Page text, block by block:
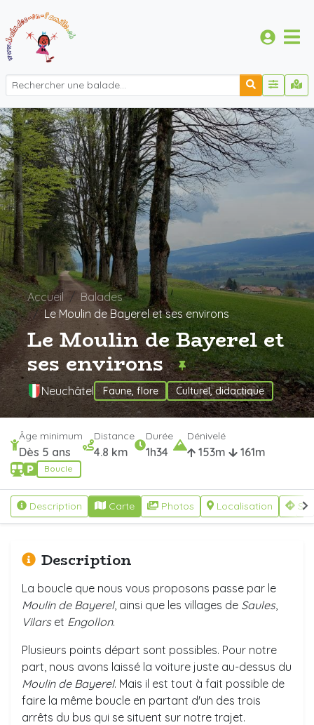
Accueil
Balades
Le Moulin de Bayerel et ses environs
Le Moulin de Bayerel et
ses environs
Neuchâtel Faune, flore Culturel, didactique
Âge minimum
Dès 5 ans
Distance
4.8 km
Durée
1h34
Dénivelé
153m 161m
Boucle
Description Carte Photos Localisation S'y
Description
La boucle que nous vous proposons passe par le
Moulin de Bayerel, ainsi que les villages de Saules,
Vilars et Engollon.
Plusieurs points départ sont possibles. Pour notre
part, nous avons laissé la voiture juste au-dessus du
Moulin de Bayerel. Mais il est tout à fait possible de
faire la même boucle en partant d'un des trois
arrêts du bus qui se situent sur notre trajet.